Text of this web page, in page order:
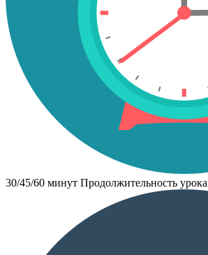
30/45/60 минут Продолжительность урока